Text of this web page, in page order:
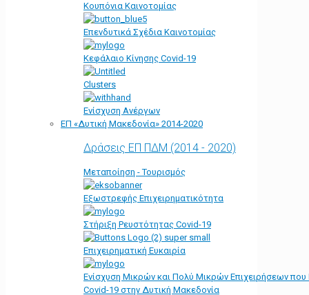
Κουπόνια Καινοτομίας
Επενδυτικά Σχέδια Καινοτομίας
Κεφάλαιο Κίνησης Covid-19
Clusters
Ενίσχυση Ανέργων
ΕΠ «Δυτική Μακεδονία» 2014-2020
Δράσεις ΕΠ ΠΔΜ (2014 - 2020)
Μεταποίηση - Τουρισμός
Εξωστρεφής Επιχειρηματικότητα
Στήριξη Ρευστότητας Covid-19
Επιχειρηματική Ευκαιρία
Ενίσχυση Μικρών και Πολύ Μικρών Επιχειρήσεων
Covid-19 στην Δυτική Μακεδονία